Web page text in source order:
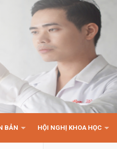
BẢN HỘI NGHỊ KHOA HỌC